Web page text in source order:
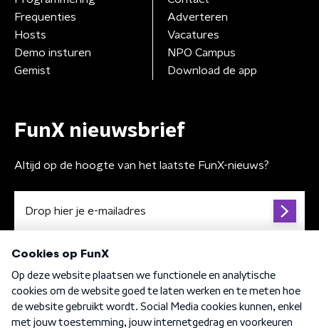
Frequenties
Hosts
Demo insturen
Gemist
Adverteren
Vacatures
NPO Campus
Download de app
FunX nieuwsbrief
Altijd op de hoogte van het laatste FunX-nieuws?
Algemene voorwaarden Privacybeleid